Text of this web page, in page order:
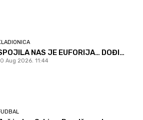
NAS JE EUFORIJA… DOĐI…
Aug 2026. 11:44